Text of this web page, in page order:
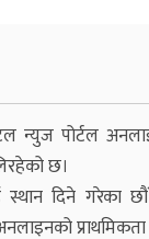
न्युज पोर्टल
छ।
दिने गरेका